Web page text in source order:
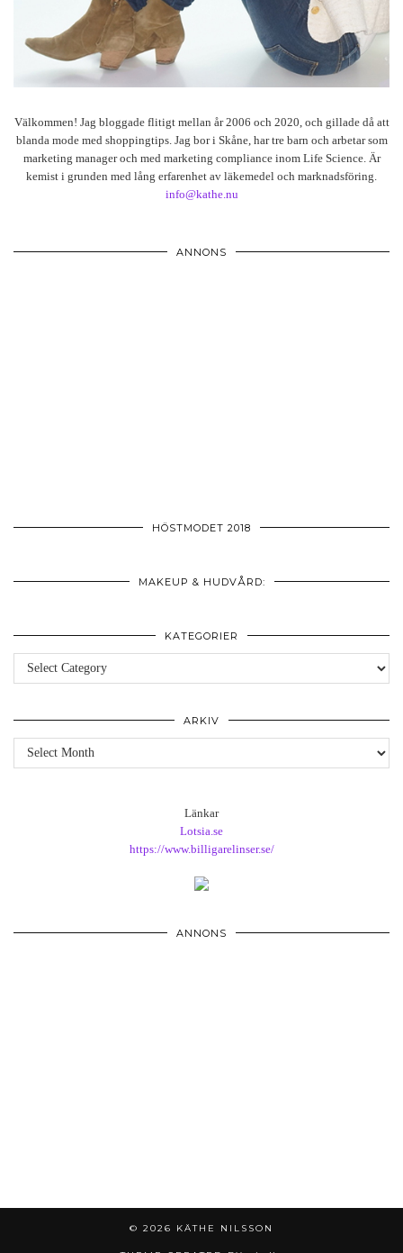
Välkommen! Jag bloggade flitigt mellan år 2006 och 2020, och gillade då att
blanda mode med shoppingtips. Jag bor i Skåne, har tre barn och arbetar som
marketing manager och med marketing compliance inom Life Science. Är
kemist i grunden med lång erfarenhet av läkemedel och marknadsföring.
info@kathe.nu
ANNONS
HÖSTMODET 2018
MAKEUP & HUDVÅRD:
KATEGORIER
Kategorier
ARKIV
Arkiv
Länkar
Lotsia.se
https://www.billigarelinser.se/
ANNONS
© 2026 KÄTHE NILSSON